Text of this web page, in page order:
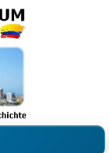
und Venezuela.